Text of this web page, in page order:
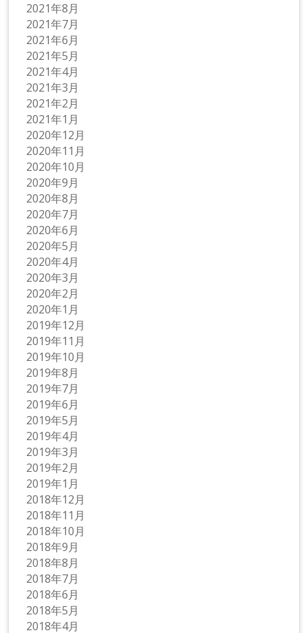
2021年8月
2021年7月
2021年6月
2021年5月
2021年4月
2021年3月
2021年2月
2021年1月
2020年12月
2020年11月
2020年10月
2020年9月
2020年8月
2020年7月
2020年6月
2020年5月
2020年4月
2020年3月
2020年2月
2020年1月
2019年12月
2019年11月
2019年10月
2019年8月
2019年7月
2019年6月
2019年5月
2019年4月
2019年3月
2019年2月
2019年1月
2018年12月
2018年11月
2018年10月
2018年9月
2018年8月
2018年7月
2018年6月
2018年5月
2018年4月